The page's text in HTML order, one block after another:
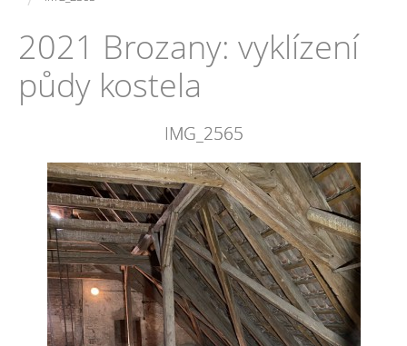
2021 Brozany: vyklízení
půdy kostela
IMG_2565